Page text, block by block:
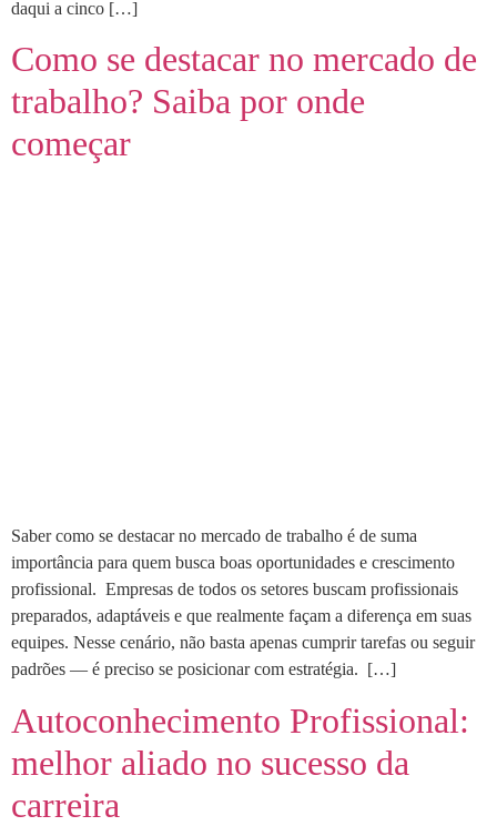
daqui a cinco […]
Como se destacar no mercado de
trabalho? Saiba por onde
começar
Saber como se destacar no mercado de trabalho é de suma
importância para quem busca boas oportunidades e crescimento
profissional. Empresas de todos os setores buscam profissionais
preparados, adaptáveis e que realmente façam a diferença em suas
equipes. Nesse cenário, não basta apenas cumprir tarefas ou seguir
padrões — é preciso se posicionar com estratégia. […]
Autoconhecimento Profissional:
melhor aliado no sucesso da
carreira